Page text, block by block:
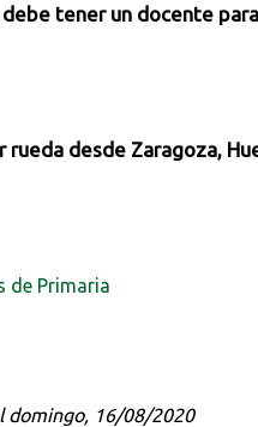
debe tener un docente
rueda desde Zaragoza,
de Primaria
domingo, 16/08/2020